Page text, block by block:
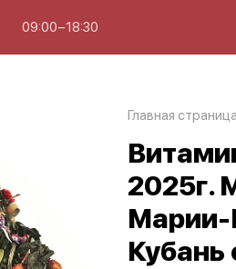
09:00−18:30
Главная страница
2025г.
Кубань